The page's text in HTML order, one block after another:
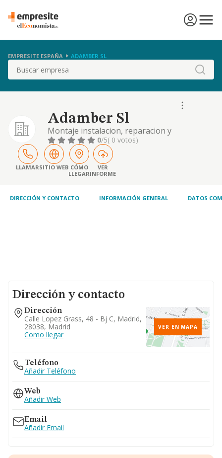
EMPRESITE ESPAÑA ADAMBER SL
Buscar
Adamber Sl
Montaje instalacion, reparacion y
mantenimiento de sistemas de frio, calor y
acondicionamiento de aire.
0/5( 0 votos)
LLAMARSITIO WEB CÓMO
LLEGAR
VER
INFORME
DIRECCIÓN Y CONTACTO INFORMACIÓN GENERAL DATOS
Dirección y contacto
Dirección
Calle Lopez Grass, 48 - Bj C, Madrid,
28038, Madrid
Como llegar
VER EN MAPA
Teléfono
Añadir Teléfono
Web
Añadir Web
Email
Añadir Email